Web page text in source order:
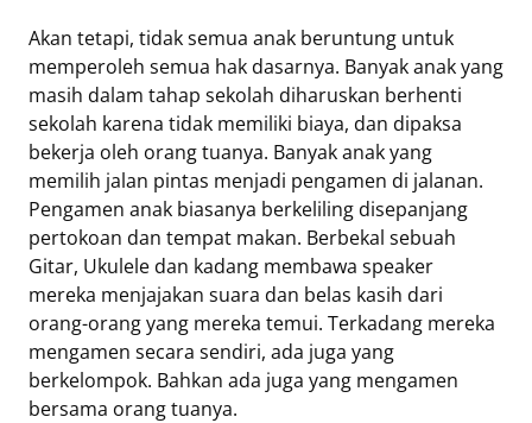
Akan tetapi, tidak semua anak beruntung untuk
memperoleh semua hak dasarnya. Banyak anak yang
masih dalam tahap sekolah diharuskan berhenti
sekolah karena tidak memiliki biaya, dan dipaksa
bekerja oleh orang tuanya. Banyak anak yang
memilih jalan pintas menjadi pengamen di jalanan.
Pengamen anak biasanya berkeliling disepanjang
pertokoan dan tempat makan. Berbekal sebuah
Gitar, Ukulele dan kadang membawa speaker
mereka menjajakan suara dan belas kasih dari
orang-orang yang mereka temui. Terkadang mereka
mengamen secara sendiri, ada juga yang
berkelompok. Bahkan ada juga yang mengamen
bersama orang tuanya.